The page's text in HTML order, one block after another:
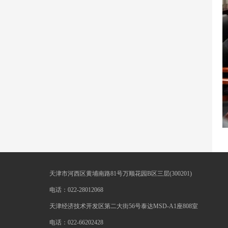
天津市河西区黄埔南路81号万顺花园B区三层(300201)
电话：022-28012068
天津经济技术开发区第二大街56号泰达MSD-A1座808室
电话：022-66202428